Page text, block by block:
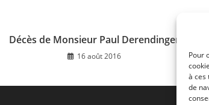
Pour
à ces
de
Décès de Monsieur Paul Derendinger
16 août 2016